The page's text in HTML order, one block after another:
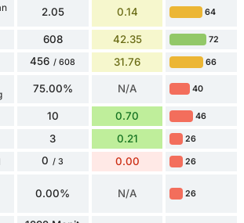
2.05 0.14 64
608 42.35 72
456 / 608 31.76 66
75.00% N/A 40
10 0.70 46
3 0.21 26
0 / 3 0.00 26
0.00% N/A 26